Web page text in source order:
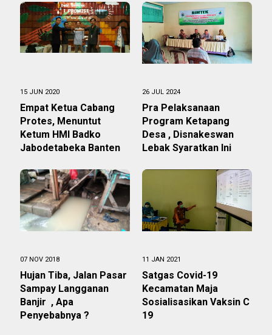
15 JUN 2020
Empat Ketua Cabang
Protes, Menuntut
Ketum HMI Badko
Jabodetabeka Banten
26 JUL 2024
Pra Pelaksanaan
Program Ketapang
Desa , Disnakeswan
Lebak Syaratkan Ini
07 NOV 2018
Hujan Tiba, Jalan Pasar
Sampay Langganan
Banjir , Apa
Penyebabnya ?
11 JAN 2021
Satgas Covid-19
Kecamatan Maja
Sosialisasikan Vaksin C
19